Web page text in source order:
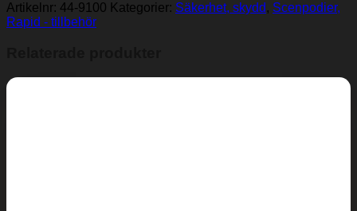
Artikelnr: 44-9100 Kategorier: Säkerhet, skydd , Scenpodier,
Rapid - tillbehör